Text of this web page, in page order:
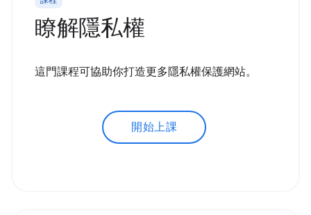
瞭解隱私權
這門課程可協助你打造更多隱私權保護網站。
開始上課